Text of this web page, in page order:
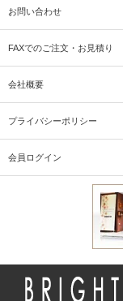
お問い合わせ
FAXでのご注文・お見積り
会社概要
プライバシーポリシー
会員ログイン